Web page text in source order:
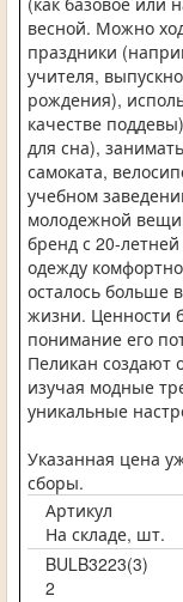
весной. Можно
праздники
учителя,
рождения),
качестве
для сна),
самоката,
учебном
молодежной
бренд с 20-
одежду
осталось больше
жизни. Ценности
понимание его
Пеликан создают
изучая модные
уникальные
Указанная цена
сборы.
Артикул
На складе, шт.
BULB3223(3)
2